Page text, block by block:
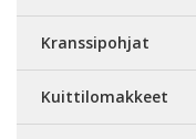
Kranssipohjat
Kuittilomakkeet